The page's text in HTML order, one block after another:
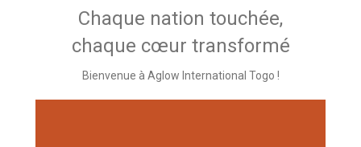
Chaque nation touchée,
chaque cœur transformé
Bienvenue à Aglow International Togo !